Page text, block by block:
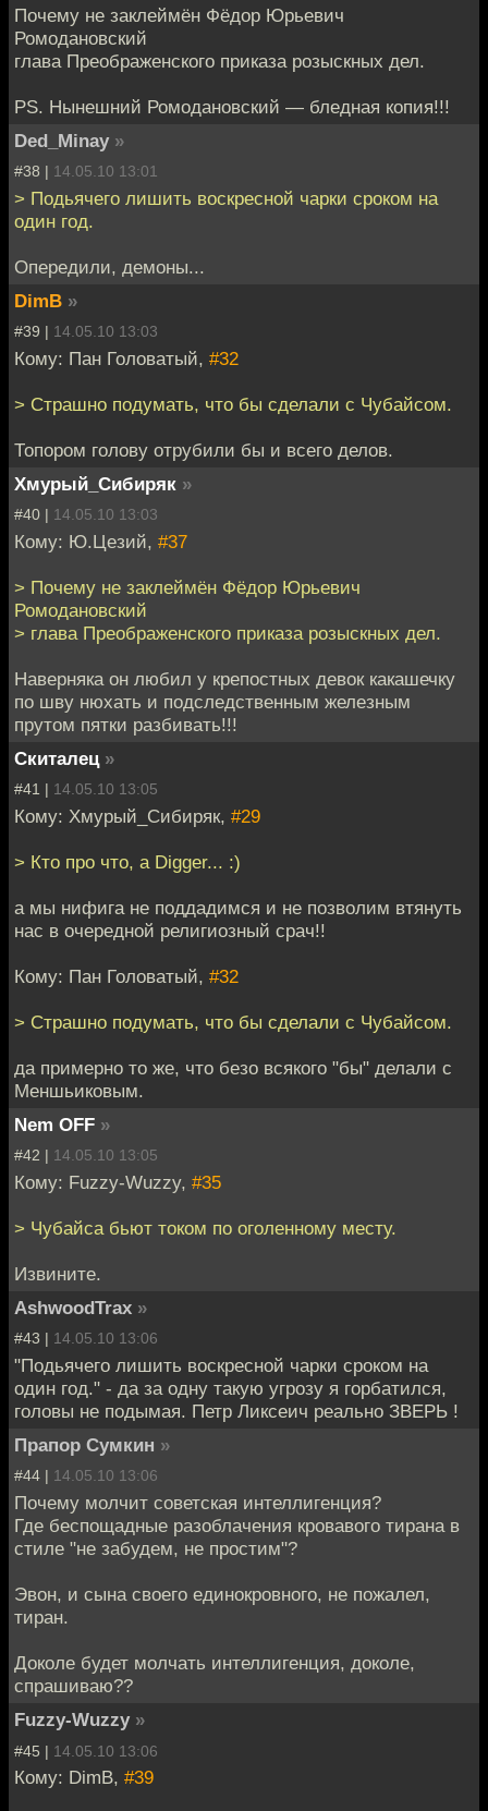
Почему не заклеймён Фёдор Юрьевич
Ромодановский
глава Преображенского приказа розыскных дел.
PS. Нынешний Ромодановский — бледная копия!!!
Ded_Minay »
#38 | 14.05.10 13:01
> Подьячего лишить воскресной чарки сроком на
один год.
Опередили, демоны...
DimB »
#39 | 14.05.10 13:03
Кому: Пан Головатый, #32
> Страшно подумать, что бы сделали с Чубайсом.
Топором голову отрубили бы и всего делов.
Хмурый_Сибиряк »
#40 | 14.05.10 13:03
Кому: Ю.Цезий, #37
> Почему не заклеймён Фёдор Юрьевич
Ромодановский
> глава Преображенского приказа розыскных дел.
Наверняка он любил у крепостных девок какашечку
по шву нюхать и подследственным железным
прутом пятки разбивать!!!
Скиталец »
#41 | 14.05.10 13:05
Кому: Хмурый_Сибиряк, #29
> Кто про что, а Digger... :)
а мы нифига не поддадимся и не позволим втянуть
нас в очередной религиозный срач!!
Кому: Пан Головатый, #32
> Страшно подумать, что бы сделали с Чубайсом.
да примерно то же, что безо всякого "бы" делали с
Меншьиковым.
Nem OFF »
#42 | 14.05.10 13:05
Кому: Fuzzy-Wuzzy, #35
> Чубайса бьют током по оголенному месту.
Извините.
AshwoodTrax »
#43 | 14.05.10 13:06
"Подьячего лишить воскресной чарки сроком на
один год." - да за одну такую угрозу я горбатился,
головы не подымая. Петр Ликсеич реально ЗВЕРЬ !
Прапор Сумкин »
#44 | 14.05.10 13:06
Почему молчит советская интеллигенция?
Где беспощадные разоблачения кровавого тирана в
стиле "не забудем, не простим"?
Эвон, и сына своего единокровного, не пожалел,
тиран.
Доколе будет молчать интеллигенция, доколе,
спрашиваю??
Fuzzy-Wuzzy »
#45 | 14.05.10 13:06
Кому: DimB, #39